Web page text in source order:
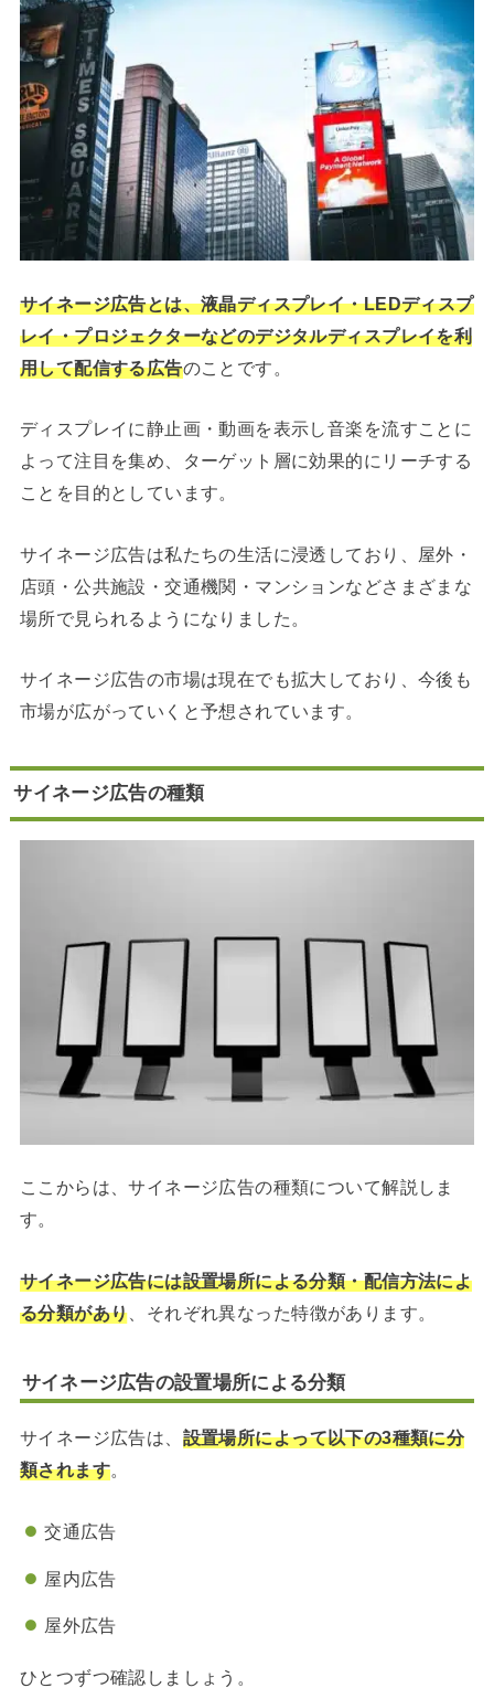
サイネージ広告とは、液晶ディスプレイ・LEDディスプ
レイ・プロジェクターなどのデジタルディスプレイを利
用して配信する広告のことです。
ディスプレイに静止画・動画を表示し音楽を流すことに
よって注目を集め、ターゲット層に効果的にリーチする
ことを目的としています。
サイネージ広告は私たちの生活に浸透しており、屋外・
店頭・公共施設・交通機関・マンションなどさまざまな
場所で見られるようになりました。
サイネージ広告の市場は現在でも拡大しており、今後も
市場が広がっていくと予想されています。
サイネージ広告の種類
ここからは、サイネージ広告の種類について解説しま
す。
サイネージ広告には設置場所による分類・配信方法によ
る分類があり 、それぞれ異なった特徴があります。
サイネージ広告の設置場所による分類
サイネージ広告は、 設置場所によって以下の3種類に分
類されます。
交通広告
屋内広告
屋外広告
ひとつずつ確認しましょう。